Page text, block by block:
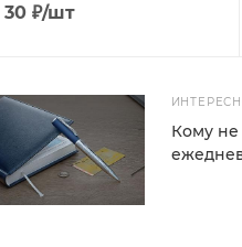
30 ₽/шт
Кому не